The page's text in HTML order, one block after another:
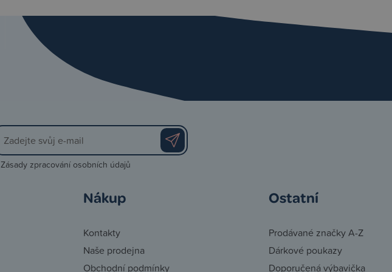
Zásady zpracování osobních údajů
Nákup
Kontakty
Naše prodejna
Obchodní podmínky
Ostatní
Prodávané značky A-Z
Dárkové poukazy
Doporučená výbavička